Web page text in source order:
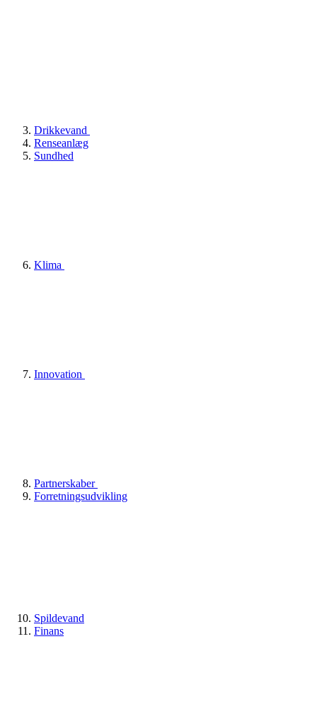
Drikkevand
Renseanlæg
Sundhed
Klima
Innovation
Partnerskaber
Forretningsudvikling
Spildevand
Finans